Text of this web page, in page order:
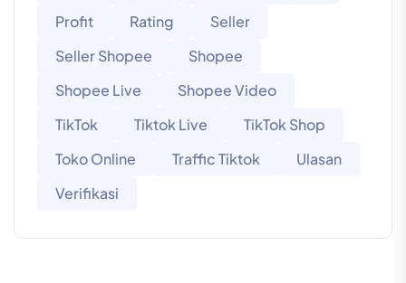
Profit
Rating
Seller
Seller Shopee
Shopee
Shopee Live
Shopee Video
TikTok
Tiktok Live
TikTok Shop
Toko Online
Traffic Tiktok
Ulasan
Verifikasi